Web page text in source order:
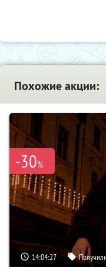
Похожие акции:
-30%
14:04:27